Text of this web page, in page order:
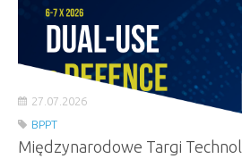
27.07.2026
BPPT
Międzynarodowe Targi